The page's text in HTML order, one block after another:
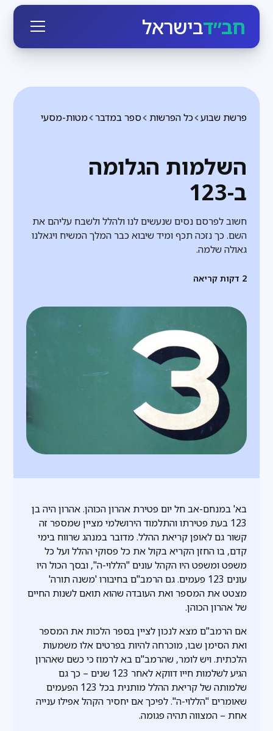
חב״דבישראל
מטות-מסעי ספר במדבר כל הפרשות פרשת שבוע
השלמות הגלומה
ב-123
חשוב לפרסם נסים שנעשים לנו ולהלל ולשבח עליהם את
השם. כך נזכה תכף ומיד שיבוא כבר המלך המשיח ויגאלנו
גאולה שלמה.
2 דקות קריאה
בא' במנחם-אב חל יום פטירת אהרון הכוהן. אהרון היה בן
123 בעת פטירתו והתלמוד הירושלמי מציין שמספר זה
קשור גם לאופן קריאת ההלל. מדובר במנהג שרווח בימי
קדם, בו החזן הקריא בקול את כל פסוקי ההלל ועל כל
משפט ומשפט היו הקהל עונים "הללוי-ה", ובסך הכול היו
עונים 123 פעמים. גם הרמב"ם בחיבורו 'משנה תורה'
מצטט את המספר ואת העובדה שהוא תואם לשנות החיים
של אהרון הכוהן.
אם הרמב"ם מצא לנכון לציין בספר הלכות את המספר
ואת הסימן שבו, מוכרחה להיות בפרטים אלו משמעות
הלכתית. ויש לומר, שהרמב"ם בא לרמוז כי כשם שאהרון
הגיע לשלמות חייו דווקא לאחר 123 שנים – כך גם
שלמותה של קריאת ההלל מותנית בכל 123 הפעמים
שאומרים "הללוי-ה". לפיכך אם יחסיר הקהל אפילו ענייה
אחת – המצווה תהיה פגומה.